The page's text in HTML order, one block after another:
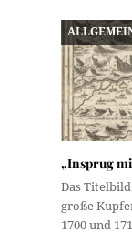
„Insprug
Das
große
1700 und